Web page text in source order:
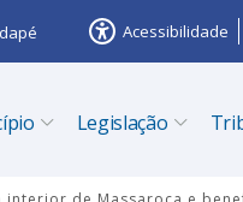
Acessibilidade
Legislação